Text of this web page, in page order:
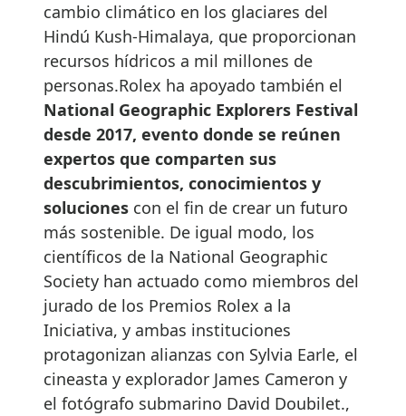
cambio climático en los glaciares del
Hindú Kush-Himalaya, que proporcionan
recursos hídricos a mil millones de
personas.Rolex ha apoyado también el
National Geographic Explorers Festival
desde 2017, evento donde se reúnen
expertos que comparten sus
descubrimientos, conocimientos y
soluciones con el fin de crear un futuro
más sostenible. De igual modo, los
científicos de la National Geographic
Society han actuado como miembros del
jurado de los Premios Rolex a la
Iniciativa, y ambas instituciones
protagonizan alianzas con Sylvia Earle, el
cineasta y explorador James Cameron y
el fotógrafo submarino David Doubilet.,